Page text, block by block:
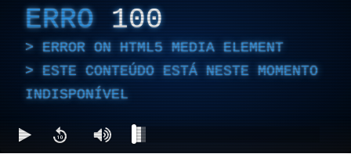
ERRO 100
ERROR ON HTML5 MEDIA ELEMENT
ESTE CONTEÚDO ESTÁ NESTE MOMENTO
INDISPONÍVEL